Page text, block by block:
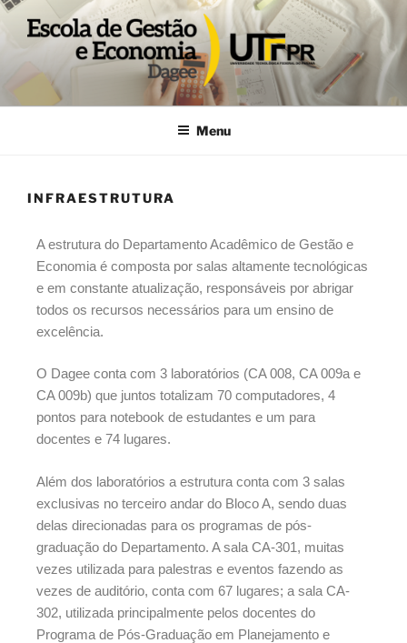
DAGEE
Departamento acadêmico de Gestão e Economia UTFPR
Menu
INFRAESTRUTURA
A estrutura do Departamento Acadêmico de Gestão e
Economia é composta por salas altamente tecnológicas
e em constante atualização, responsáveis por abrigar
todos os recursos necessários para um ensino de
excelência.
O Dagee conta com 3 laboratórios (CA 008, CA 009a e
CA 009b) que juntos totalizam 70 computadores, 4
pontos para notebook de estudantes e um para
docentes e 74 lugares.
Além dos laboratórios a estrutura conta com 3 salas
exclusivas no terceiro andar do Bloco A, sendo duas
delas direcionadas para os programas de pós-
graduação do Departamento. A sala CA-301, muitas
vezes utilizada para palestras e eventos fazendo as
vezes de auditório, conta com 67 lugares; a sala CA-
302, utilizada principalmente pelos docentes do
Programa de Pós-Graduação em Planejamento e